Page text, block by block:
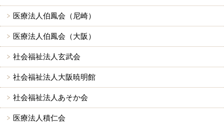
医療法人伯鳳会（尼崎）
医療法人伯鳳会（大阪）
社会福祉法人玄武会
社会福祉法人大阪暁明館
社会福祉法人あそか会
医療法人積仁会